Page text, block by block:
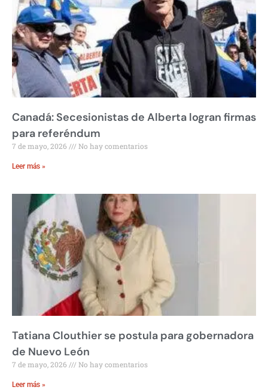
Canadá: Secesionistas de Alberta logran firmas
para referéndum
7 de mayo, 2026 No hay comentarios
Leer más »
Tatiana Clouthier se postula para gobernadora
de Nuevo León
7 de mayo, 2026 No hay comentarios
Leer más »